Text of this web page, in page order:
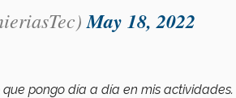
May 18, 2022
que pongo día a día en mis actividades.